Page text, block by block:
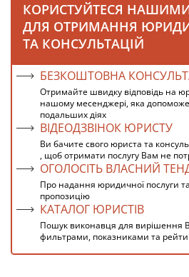
КОРИСТУЙТЕСЯ
ДЛЯ ОТРИМАННЯ
ТА КОНСУЛЬТАЦІЙ
БЕЗКОШТОВНА
Отримайте швидку відповідь на
нашому месенджері, яка допоможе
подальших діях
ВІДЕОДЗВІНОК ЮРИСТУ
Ви бачите свого юриста та
, щоб отримати послугу Вам не
ОГОЛОСІТЬ ВЛАСНИЙ
Про надання юридичної послуги
пропозицію
КАТАЛОГ ЮРИСТІВ
Пошук виконавця для вирішення
фильтрами, показниками та